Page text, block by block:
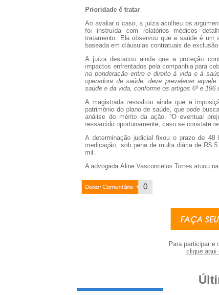
Prioridade é tratar
Ao avaliar o caso, a juíza acolheu os
foi instruída com relatórios médicos
tratamento. Ela observou que a saúde é um
baseada em cláusulas contratuais de
A juíza destacou ainda que a proteção
impactos enfrentados pela companhia para
na ponderação entre o direito à vida e à
operadora de saúde, deve prevalecer
saúde e da vida, conforme os artigos 6º e 196
A magistrada ressaltou ainda que a
patrimônio do plano de saúde, que pode
análise do mérito da ação. “O eventual
ressarcido oportunamente, caso se constate
A determinação judicial fixou o prazo de
medicação, sob pena de multa diária de R$
mil.
A advogadaAline Vasconcelos Torres atuou
Deixar
0
Para participar e
clique aqui